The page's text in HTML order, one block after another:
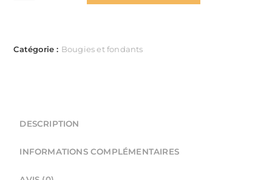
cire
Catégorie : Bougies et fondants
DESCRIPTION
INFORMATIONS COMPLÉMENTAIRES